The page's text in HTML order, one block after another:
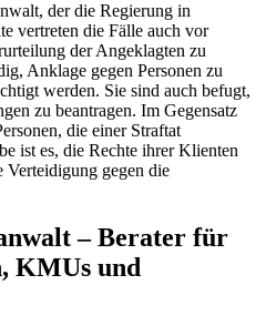
der die Regierung in
vertreten die Fälle auch vor
der Angeklagten zu
Anklage gegen Personen zu
werden. Sie sind auch befugt,
zu beantragen. Im Gegensatz
die einer Straftat
ist es, die Rechte ihrer Klienten
Verteidigung gegen die
– Berater für
KMUs und